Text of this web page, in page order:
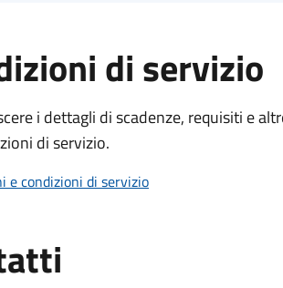
di servizio
i dettagli di scadenze, requisiti e
di servizio.
e condizioni di servizio